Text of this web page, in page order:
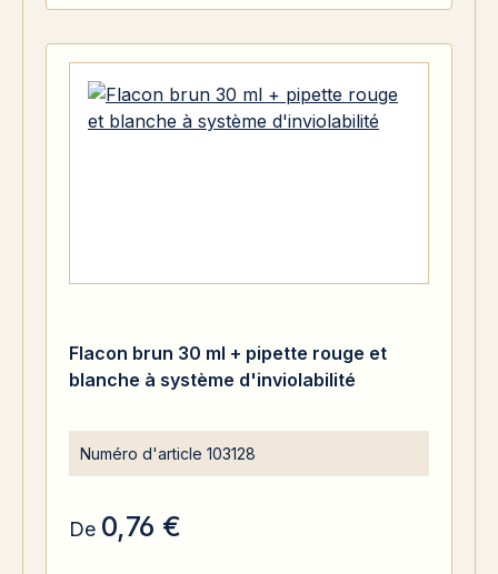
Flacon brun 30 ml + pipette rouge et
blanche à système d'inviolabilité
Numéro d'article 103128
De 0,76 €